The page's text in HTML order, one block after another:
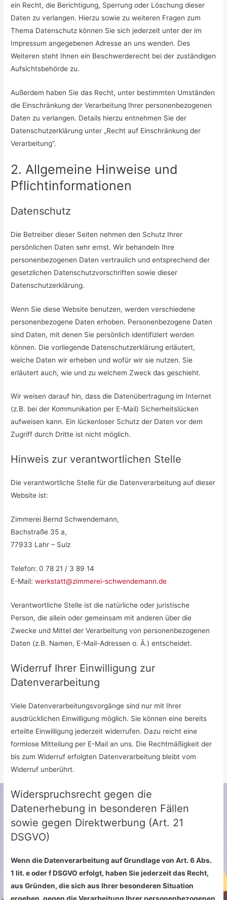
ein Recht, die Berichtigung, Sperrung oder Löschung dieser
Daten zu verlangen. Hierzu sowie zu weiteren Fragen zum
Thema Datenschutz können Sie sich jederzeit unter der im
Impressum angegebenen Adresse an uns wenden. Des
Weiteren steht Ihnen ein Beschwerderecht bei der zuständigen
Aufsichtsbehörde zu.
Außerdem haben Sie das Recht, unter bestimmten Umständen
die Einschränkung der Verarbeitung Ihrer personenbezogenen
Daten zu verlangen. Details hierzu entnehmen Sie der
Datenschutzerklärung unter „Recht auf Einschränkung der
Verarbeitung“.
2. Allgemeine Hinweise und
Pflichtinformationen
Datenschutz
Die Betreiber dieser Seiten nehmen den Schutz Ihrer
persönlichen Daten sehr ernst. Wir behandeln Ihre
personenbezogenen Daten vertraulich und entsprechend der
gesetzlichen Datenschutzvorschriften sowie dieser
Datenschutzerklärung.
Wenn Sie diese Website benutzen, werden verschiedene
personenbezogene Daten erhoben. Personenbezogene Daten
sind Daten, mit denen Sie persönlich identifiziert werden
können. Die vorliegende Datenschutzerklärung erläutert,
welche Daten wir erheben und wofür wir sie nutzen. Sie
erläutert auch, wie und zu welchem Zweck das geschieht.
Wir weisen darauf hin, dass die Datenübertragung im Internet
(z.B. bei der Kommunikation per E-Mail) Sicherheitslücken
aufweisen kann. Ein lückenloser Schutz der Daten vor dem
Zugriff durch Dritte ist nicht möglich.
Hinweis zur verantwortlichen Stelle
Die verantwortliche Stelle für die Datenverarbeitung auf dieser
Website ist:
Zimmerei Bernd Schwendemann,
Bachstraße 35 a,
77933 Lahr – Sulz
Telefon: 0 78 21 / 3 89 14
E-Mail:werkstatt@zimmerei-schwendemann.de
Verantwortliche Stelle ist die natürliche oder juristische
Person, die allein oder gemeinsam mit anderen über die
Zwecke und Mittel der Verarbeitung von personenbezogenen
Daten (z.B. Namen, E-Mail-Adressen o. Ä.) entscheidet.
Widerruf Ihrer Einwilligung zur
Datenverarbeitung
Viele Datenverarbeitungsvorgänge sind nur mit Ihrer
ausdrücklichen Einwilligung möglich. Sie können eine bereits
erteilte Einwilligung jederzeit widerrufen. Dazu reicht eine
formlose Mitteilung per E-Mail an uns. Die Rechtmäßigkeit der
bis zum Widerruf erfolgten Datenverarbeitung bleibt vom
Widerruf unberührt.
Widerspruchsrecht gegen die
Datenerhebung in besonderen Fällen
sowie gegen Direktwerbung (Art. 21
DSGVO)
Wenn die Datenverarbeitung auf Grundlage von Art. 6 Abs.
1 lit. e oder f DSGVO erfolgt, haben Sie jederzeit das Recht,
aus Gründen, die sich aus Ihrer besonderen Situation
ergeben, gegen die Verarbeitung Ihrer personenbezogenen